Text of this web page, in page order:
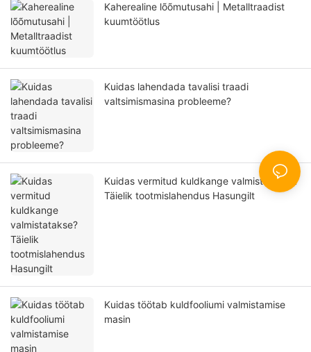
Kaherealine lõõmutusahi | Metalltraadist
kuumtöötlus
Kuidas lahendada tavalisi traadi
valtsimismasina probleeme?
Kuidas vermitud kuldkange valmistatakse?
Täielik tootmislahendus Hasungilt
Kuidas töötab kuldfooliumi valmistamise
masin